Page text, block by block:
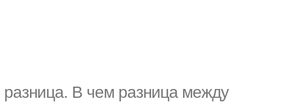
разница. В чем разница между